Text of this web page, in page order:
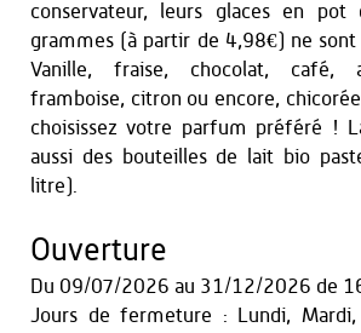
conservateur, leurs glaces en
grammes (à partir de 4,98€) ne sont
Vanille, fraise, chocolat, café,
framboise, citron ou encore,
choisissez votre parfum préféré !
aussi des bouteilles de lait bio
litre).
Ouverture
Du 09/07/2026 au 31/12/2026 de
Jours de fermeture : Lundi, Mardi,